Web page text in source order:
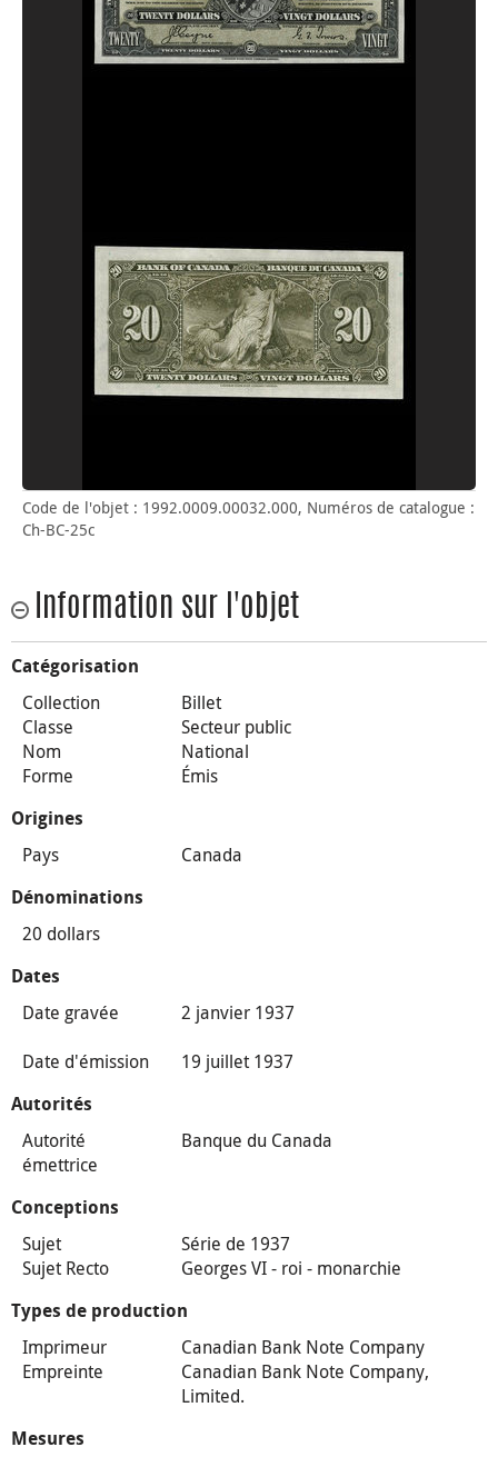
Code de l'objet : 1992.0009.00032.000, Numéros de catalogue :
Ch-BC-25c
Information sur l'objet
Catégorisation
Collection
Billet
Classe
Secteur public
Nom
National
Forme
Émis
Origines
Pays Canada
Dénominations
20 dollars
Dates
Date gravée
2 janvier 1937
Date d'émission
19 juillet 1937
Autorités
Autorité
émettrice
Banque du Canada
Conceptions
Sujet
Série de 1937
Sujet Recto
Georges VI - roi - monarchie
Types de production
Imprimeur
Canadian Bank Note Company
Empreinte
Canadian Bank Note Company,
Limited.
Mesures